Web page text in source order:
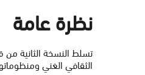
نظرة عامة
تسلط النسخة الثانية من
الثقافي الغني